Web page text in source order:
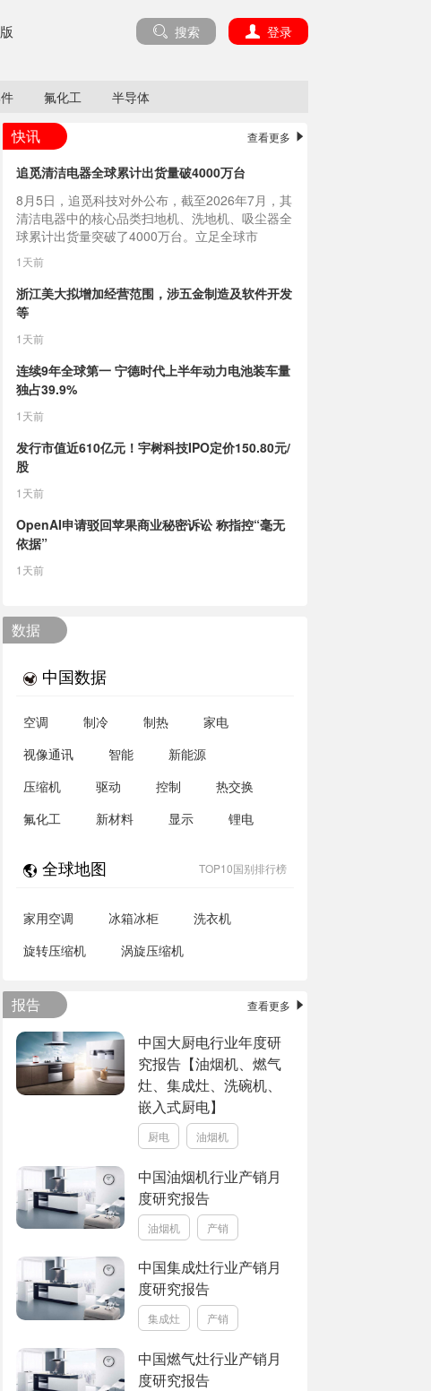
搜索 登录
氟化工 半导体
快讯 查看更多
追觅清洁电器全球累计出货量破4000万台
8月5日，追觅科技对外公布，截至2026年7月，其
清洁电器中的核心品类扫地机、洗地机、吸尘器全
球累计出货量突破了4000万台。立足全球市
场，....
1天前
浙江美大拟增加经营范围，涉五金制造及软件开发
等
1天前
连续9年全球第一 宁德时代上半年动力电池装车量
独占39.9%
1天前
发行市值近610亿元！宇树科技IPO定价150.80元/
股
1天前
OpenAI申请驳回苹果商业秘密诉讼 称指控“毫无
依据”
1天前
数据
中国数据
空调 制冷 制热
家电
视像通讯
智能
新能源
压缩机
驱动 控制
热交换
氟化工
新材料 显示 锂电
全球地图 TOP10国别排行榜
家用空调 冰箱冰柜
洗衣机
旋转压缩机
涡旋压缩机
报告 查看更多
中国大厨电行业年度研
究报告【油烟机、燃气
灶、集成灶、洗碗机、
嵌入式厨电】
厨电 油烟机
中国油烟机行业产销月
度研究报告
油烟机 产销
中国集成灶行业产销月
度研究报告
集成灶 产销
中国燃气灶行业产销月
度研究报告